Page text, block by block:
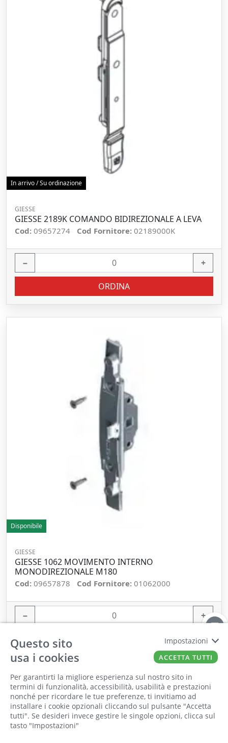
Il punto vendita, gli uffici e il magazzino
saranno chiusi per ferie dall'8 al 25 Agosto
2026 compresi.
In arrivo / Su ordinazione
GIESSE
GIESSE 2189K COMANDO BIDIREZIONALE A LEVA
Cod: 09657274 Cod Fornitore: 02189000K
− +
ORDINA
Disponibile
GIESSE
GIESSE 1062 MOVIMENTO INTERNO
MONODIREZIONALE M180
Cod: 09657878 Cod Fornitore: 01062000
− +
Questo sito
usa i cookies
Per garantirti la migliore esperienza sul nostro sito in
termini di funzionalità, accessibilità, usabilità e prestazioni
nonché per ricordare le tue preferenze, ti invitiamo ad
installare i cookie opzionali cliccando sul pulsante "Accetta
tutti". Se desideri invece gestire le singole opzioni, clicca sul
tasto "Impostazioni"
Impostazioni
ACCETTA TUTTI